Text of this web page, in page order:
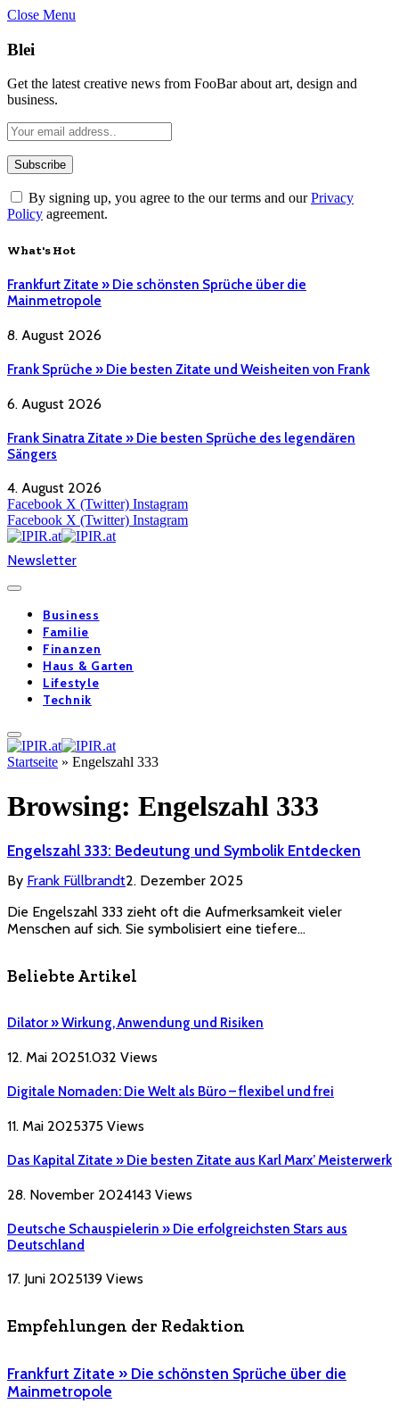
Close Menu
Blei
Get the latest creative news from FooBar about art, design and
business.
By signing up, you agree to the our terms and ourPrivacy
Policy agreement.
What's Hot
Frankfurt Zitate » Die schönsten Sprüche über die
Mainmetropole
8. August 2026
Frank Sprüche » Die besten Zitate und Weisheiten von Frank
6. August 2026
Frank Sinatra Zitate » Die besten Sprüche des legendären
Sängers
4. August 2026
Facebook X (Twitter) Instagram
Facebook X (Twitter) Instagram
Newsletter
Business
Familie
Finanzen
Haus & Garten
Lifestyle
Technik
Startseite » Engelszahl 333
Browsing: Engelszahl 333
Engelszahl 333: Bedeutung und Symbolik Entdecken
By Frank Füllbrandt2. Dezember 2025
Die Engelszahl 333 zieht oft die Aufmerksamkeit vieler
Menschen auf sich. Sie symbolisiert eine tiefere…
Beliebte Artikel
Dilator » Wirkung, Anwendung und Risiken
12. Mai 20251.032 Views
Digitale Nomaden: Die Welt als Büro – flexibel und frei
11. Mai 2025375 Views
Das Kapital Zitate » Die besten Zitate aus Karl Marx’ Meisterwerk
28. November 2024143 Views
Deutsche Schauspielerin » Die erfolgreichsten Stars aus
Deutschland
17. Juni 2025139 Views
Empfehlungen der Redaktion
Frankfurt Zitate » Die schönsten Sprüche über die
Mainmetropole